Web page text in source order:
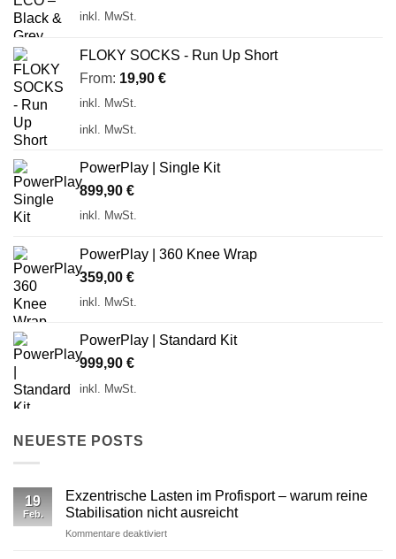
inkl. MwSt.
FLOKY SOCKS - Run Up Short
From: 19,90 €
inkl. MwSt.
inkl. MwSt.
PowerPlay | Single Kit
899,90 €
inkl. MwSt.
PowerPlay | 360 Knee Wrap
359,00 €
inkl. MwSt.
PowerPlay | Standard Kit
999,90 €
inkl. MwSt.
NEUESTE POSTS
19
Feb.
Exzentrische Lasten im Profisport – warum reine
Stabilisation nicht ausreicht
Kommentare deaktiviertfür